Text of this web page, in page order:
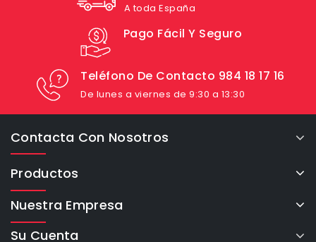
A toda España
Pago Fácil Y Seguro
Teléfono De Contacto 984 18 17 16
De lunes a viernes de 9:30 a 13:30
Contacta Con Nosotros
Productos
Nuestra Empresa
Su Cuenta